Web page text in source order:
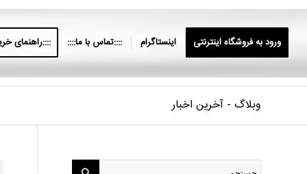
ورود به فروشگاه اینترنتی اینستاگرام ::::تماس با ما:::: ::::راهنمای
وبلاگ - آخرین اخبار